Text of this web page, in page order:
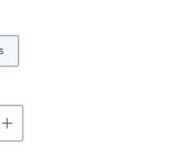
Option ist zurzeit nicht verfügbar.)